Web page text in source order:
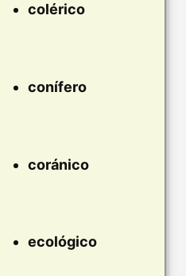
colérico
conífero
coránico
ecológico